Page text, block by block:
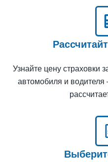
Узнайте цену страховки
автомобиля и